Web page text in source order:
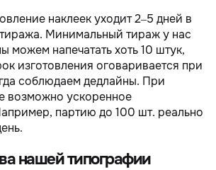
наклеек уходит 2–5 дней в
Минимальный тираж у нас
можем напечатать хоть 10 штук,
изготовления оговаривается при
соблюдаем дедлайны. При
возможно ускоренное
партию до 100 шт. реально
нашей типографии